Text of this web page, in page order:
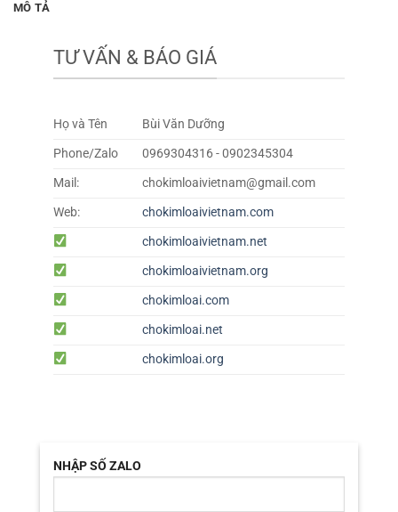
MÔ TẢ
TƯ VẤN & BÁO GIÁ
Họ và Tên
Bùi Văn Dưỡng
Phone/Zalo
0969304316 - 0902345304
Mail:
chokimloaivietnam@gmail.com
Web:
chokimloaivietnam.com
chokimloaivietnam.net
chokimloaivietnam.org
chokimloai.com
chokimloai.net
chokimloai.org
NHẬP SỐ ZALO